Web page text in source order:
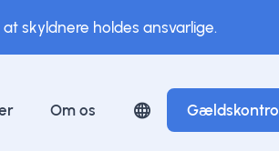
skyldnere holdes ansvarlige.
Om os Gældskontrol